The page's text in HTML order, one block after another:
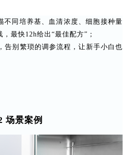
不同培养基、血清浓度、细胞接种量
最快12h给出“最佳配方”；
，告别繁琐的调参流程，让新手小白也
场景案例